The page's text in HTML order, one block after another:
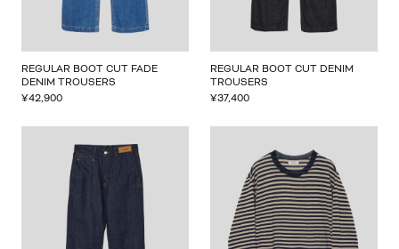
REGULAR BOOT CUT FADE
DENIM TROUSERS
¥42,900
REGULAR BOOT CUT DENIM
TROUSERS
¥37,400